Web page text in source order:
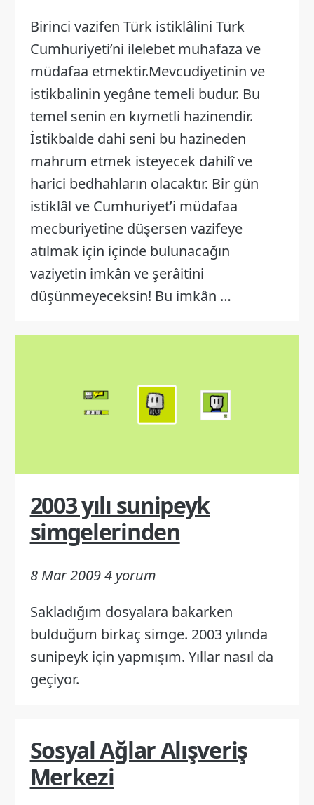
Birinci vazifen Türk istiklâlini Türk
Cumhuriyeti’ni ilelebet muhafaza ve
müdafaa etmektir.Mevcudiyetinin ve
istikbalinin yegâne temeli budur. Bu
temel senin en kıymetli hazinendir.
İstikbalde dahi seni bu hazineden
mahrum etmek isteyecek dahilî ve
harici bedhahların olacaktır. Bir gün
istiklâl ve Cumhuriyet’i müdafaa
mecburiyetine düşersen vazifeye
atılmak için içinde bulunacağın
vaziyetin imkân ve şerâitini
düşünmeyeceksin! Bu imkân …
2003 yılı sunipeyk
simgelerinden
8 Mar 2009 4 yorum
Sakladığım dosyalara bakarken
bulduğum birkaç simge. 2003 yılında
sunipeyk için yapmışım. Yıllar nasıl da
geçiyor.
Sosyal Ağlar Alışveriş
Merkezi